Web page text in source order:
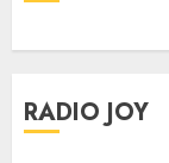
RADIO JOY